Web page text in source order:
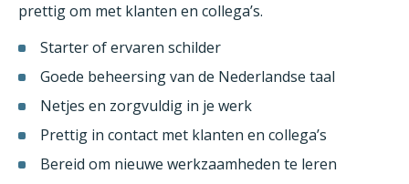
prettig om met klanten en collega’s.
Starter of ervaren schilder
Goede beheersing van de Nederlandse taal
Netjes en zorgvuldig in je werk
Prettig in contact met klanten en collega’s
Bereid om nieuwe werkzaamheden te leren